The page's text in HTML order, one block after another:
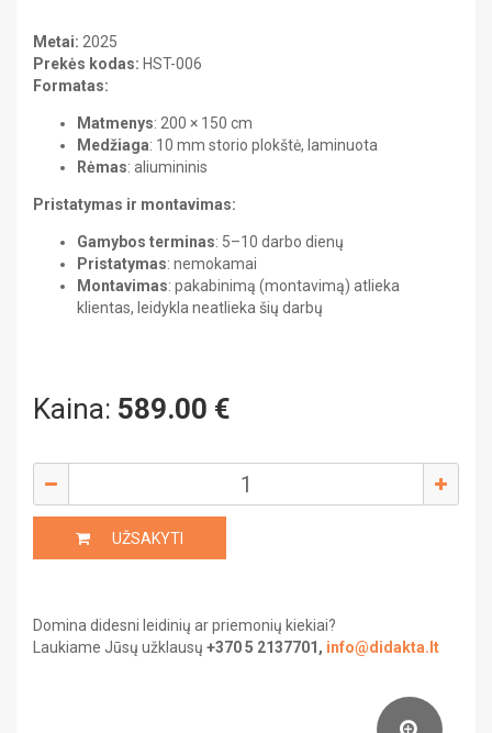
CHEMIJA
DAILĖ
ISTORIJA
LIETUVIŲ KALBA
MATEMATIKA
PILIETINIS UGDYMAS
Kelionių literatūra
Pažintinė literatūra
Saviugda ir psichologija
Žemėlapiai ir atlasai
GEOGRAFIJA
LIETUVIŲ KALBA
MATEMATIKA
MUZIKA
PILIETINIS UGDYMAS
Metai: 2025
Prekės kodas: HST-006
Formatas:
Matmenys: 200 × 150 cm
Medžiaga: 10 mm storio plokštė, laminuota
Rėmas: aliumininis
Pristatymas ir montavimas:
Gamybos terminas: 5–10 darbo dienų
Pristatymas: nemokamai
Montavimas: pakabinimą (montavimą) atlieka
klientas, leidykla neatlieka šių darbų
Kaina: 589.00 €
UŽSAKYTI
Domina didesni leidinių ar priemonių kiekiai?
Laukiame Jūsų užklausų +370 5 2137701, info@didakta.lt